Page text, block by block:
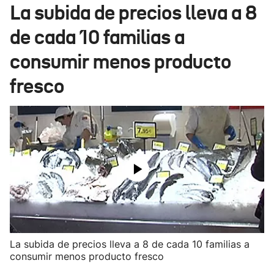
Ikusmiran
Eguraldia
La subida de precios lleva a 8
de cada 10 familias a
consumir menos producto
fresco
La subida de precios lleva a 8 de cada 10 familias a
consumir menos producto fresco